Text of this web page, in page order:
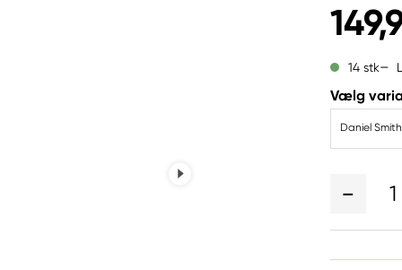
14 stk
Vælg
Daniel
1